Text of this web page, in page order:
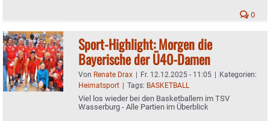
0
Sport-Highlight: Morgen die
Bayerische der Ü40-Damen
Von Renate Drax | Fr. 12.12.2025 - 11:05 | Kategorien:
Heimatsport | Tags: BASKETBALL
Viel los wieder bei den Basketballern im TSV
Wasserburg - Alle Partien im Überblick